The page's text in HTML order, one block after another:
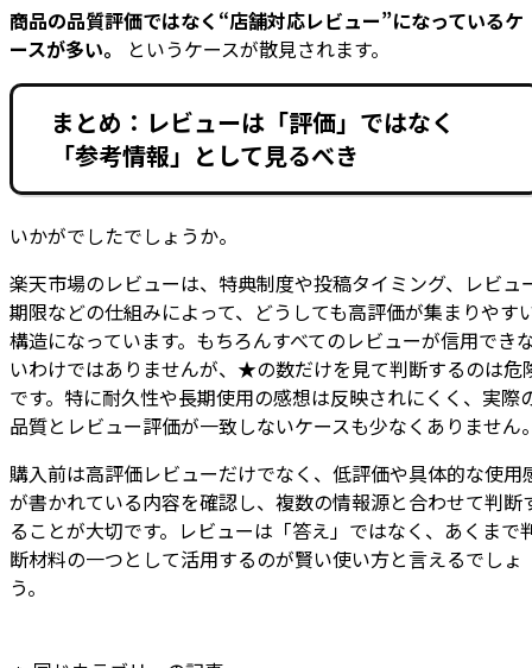
商品の品質評価ではなく“店舗対応レビュー”になっているケ
ースが多い。
というケースが散見されます。
まとめ：レビューは「評価」ではなく
「参考情報」として見るべき
いかがでしたでしょうか。
楽天市場のレビューは、特典制度や投稿タイミング、レビュ
期限などの仕組みによって、どうしても高評価が集まりやす
構造になっています。もちろんすべてのレビューが信用でき
いわけではありませんが、★の数だけを見て判断するのは危
です。特に耐久性や長期使用の感想は反映されにくく、実際
品質とレビュー評価が一致しないケースも少なくありません
購入前は高評価レビューだけでなく、低評価や具体的な使用
が書かれている内容を確認し、複数の情報源と合わせて判断
ることが大切です。レビューは「答え」ではなく、あくまで
断材料の一つとして活用するのが賢い使い方と言えるでしょ
う。